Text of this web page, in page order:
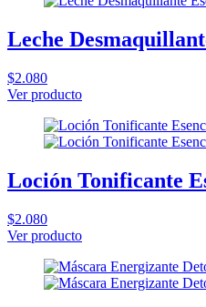
Leche
$2.080
Ver producto
Loción Tonificante
$2.080
Ver producto